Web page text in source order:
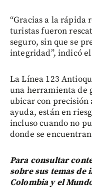
“Gracias a la rápida
turistas fueron
seguro, sin que se
integridad”, indicó
La Línea 123
una herramienta de
ubicar con precisión
ayuda, están en
incluso cuando no
donde se
Para consultar
sobre sus temas de
Colombia y el